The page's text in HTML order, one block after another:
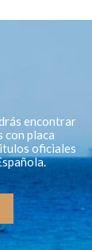
encontrar
con placa
oficiales